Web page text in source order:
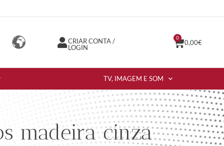
CRIAR CONTA /
LOGIN
0,00€
0
TV, IMAGEM E SOM
madeira cinza